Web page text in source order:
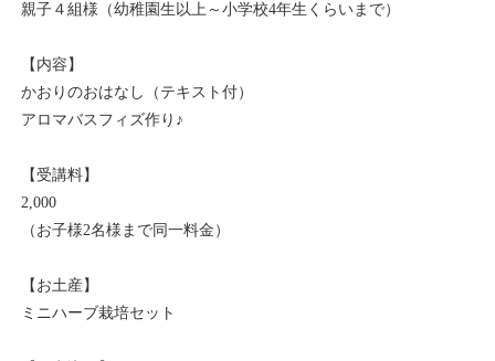
親子４組様（幼稚園生以上～小学校4年生くらいまで）
【内容】
かおりのおはなし（テキスト付）
アロマバスフィズ作り♪
【受講料】
2,000
（お子様2名様まで同一料金）
【お土産】
ミニハーブ栽培セット